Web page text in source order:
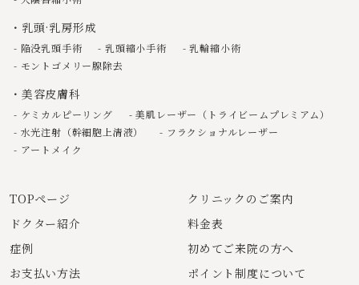
TOPページ
クリニックのご案内
ドクター紹介
料金表
症例
初めてご来院の方へ
お支払い方法
ポイント制度について
乳頭·乳房形成
陥没乳頭手術 乳頭縮小手術
乳輪縮小術
モントゴメリー腺除去
美容皮膚科
ケミカルピーリング
美肌レーザー（トライビームプレミアム）
水光注射（幹細胞上清液）
フラクショナルレーザー
アートメイク